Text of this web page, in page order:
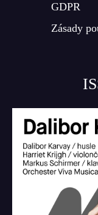
GDPR
Zásady